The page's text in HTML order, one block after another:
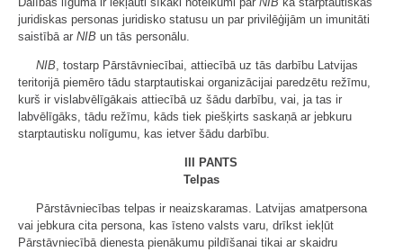
juridiskas personas juridisko statusu un par privilēģijām un imunitāti
saistībā ar NIB un tās personālu.
NIB, tostarp Pārstāvniecībai, attiecībā uz tās darbību Latvijas
teritorijā piemēro tādu starptautiskai organizācijai paredzētu režīmu,
kurš ir vislabvēlīgākais attiecībā uz šādu darbību, vai, ja tas ir
labvēlīgāks, tādu režīmu, kāds tiek piešķirts saskaņā ar jebkuru
starptautisku nolīgumu, kas ietver šādu darbību.
III PANTS
Telpas
Pārstāvniecības telpas ir neaizskaramas. Latvijas amatpersona
vai jebkura cita persona, kas īsteno valsts varu, drīkst iekļūt
Pārstāvniecībā dienesta pienākumu pildīšanai tikai ar skaidru